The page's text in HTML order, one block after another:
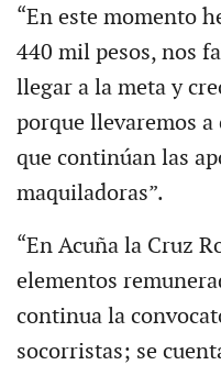
“En este momento
440 mil pesos, nos
llegar a la meta y
porque llevaremos a
que continúan las
maquiladoras”.
“En Acuña la Cruz
elementos
continua la
socorristas; se